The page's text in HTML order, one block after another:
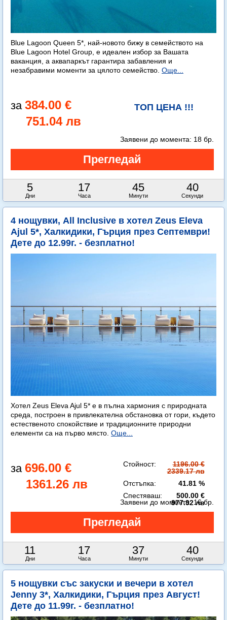
Blue Lagoon Queen 5*, най-новото бижу в семейството на
Blue Lagoon Hotel Group, е идеален избор за Вашата
ваканция, а аквапаркът гарантира забавления и
незабравими моменти за цялото семейство. Още...
384.00 €
751.04 лв
ТОП ЦЕНА !!!
5
Дни
17
Часа
45
Минути
38
Секунди
Заявени до момента: 18 бр.
4 нощувки, All Inclusive в хотел Zeus Eleva
Ajul 5*, Халкидики, Гърция през Септември!
Дете до 12.99г. - безплатно!
Хотел Zeus Eleva Ajul 5* е в пълна хармония с природната
среда, построен в привлекателна обстановка от гори, където
естественото спокойствие и традиционните природни
елементи са на първо място. Още...
696.00 €
1361.26 лв
Стойност:
1196.00 €
2339.17 лв
Отстъпка:
41.81 %
Спестяваш:
500.00 €
977.92 лв
11
Дни
17
Часа
37
Минути
38
Секунди
Заявени до момента:16 бр.
5 нощувки със закуски и вечери в хотел
Jenny 3*, Халкидики, Гърция през Август!
Дете до 11.99г. - безплатно!